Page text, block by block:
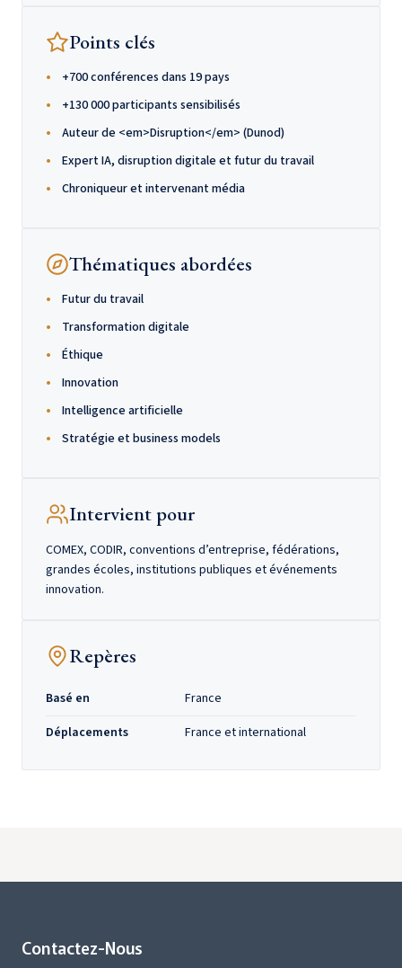
Points clés
+700 conférences dans 19 pays
+130 000 participants sensibilisés
Auteur de <em>Disruption</em> (Dunod)
Expert IA, disruption digitale et futur du travail
Chroniqueur et intervenant média
Thématiques abordées
Futur du travail
Transformation digitale
Éthique
Innovation
Intelligence artificielle
Stratégie et business models
Intervient pour
COMEX, CODIR, conventions d’entreprise, fédérations,
grandes écoles, institutions publiques et événements
innovation.
Repères
Basé en
France
Déplacements
France et international
Contactez-Nous